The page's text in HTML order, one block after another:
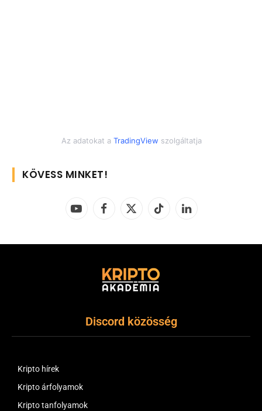
Az adatokat a TradingView szolgáltatja
KÖVESS MINKET!
YouTubeFacebook
X
TikTok LinkedIn
Discord közösség
Kripto hírek
Kripto árfolyamok
Kripto tanfolyamok